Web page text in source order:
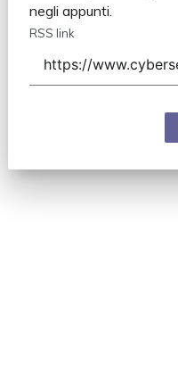
negli appunti.
RSS link